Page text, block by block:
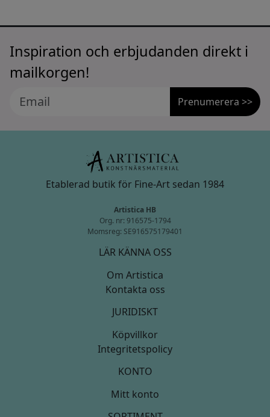
Inspiration och erbjudanden direkt i
mailkorgen!
Prenumerera >>
Etablerad butik för Fine-Art sedan 1984
Artistica HB
Org. nr: 916575-1794
Momsreg: SE916575179401
LÄR KÄNNA OSS
Om Artistica
Kontakta oss
JURIDISKT
Köpvillkor
Integritetspolicy
KONTO
Mitt konto